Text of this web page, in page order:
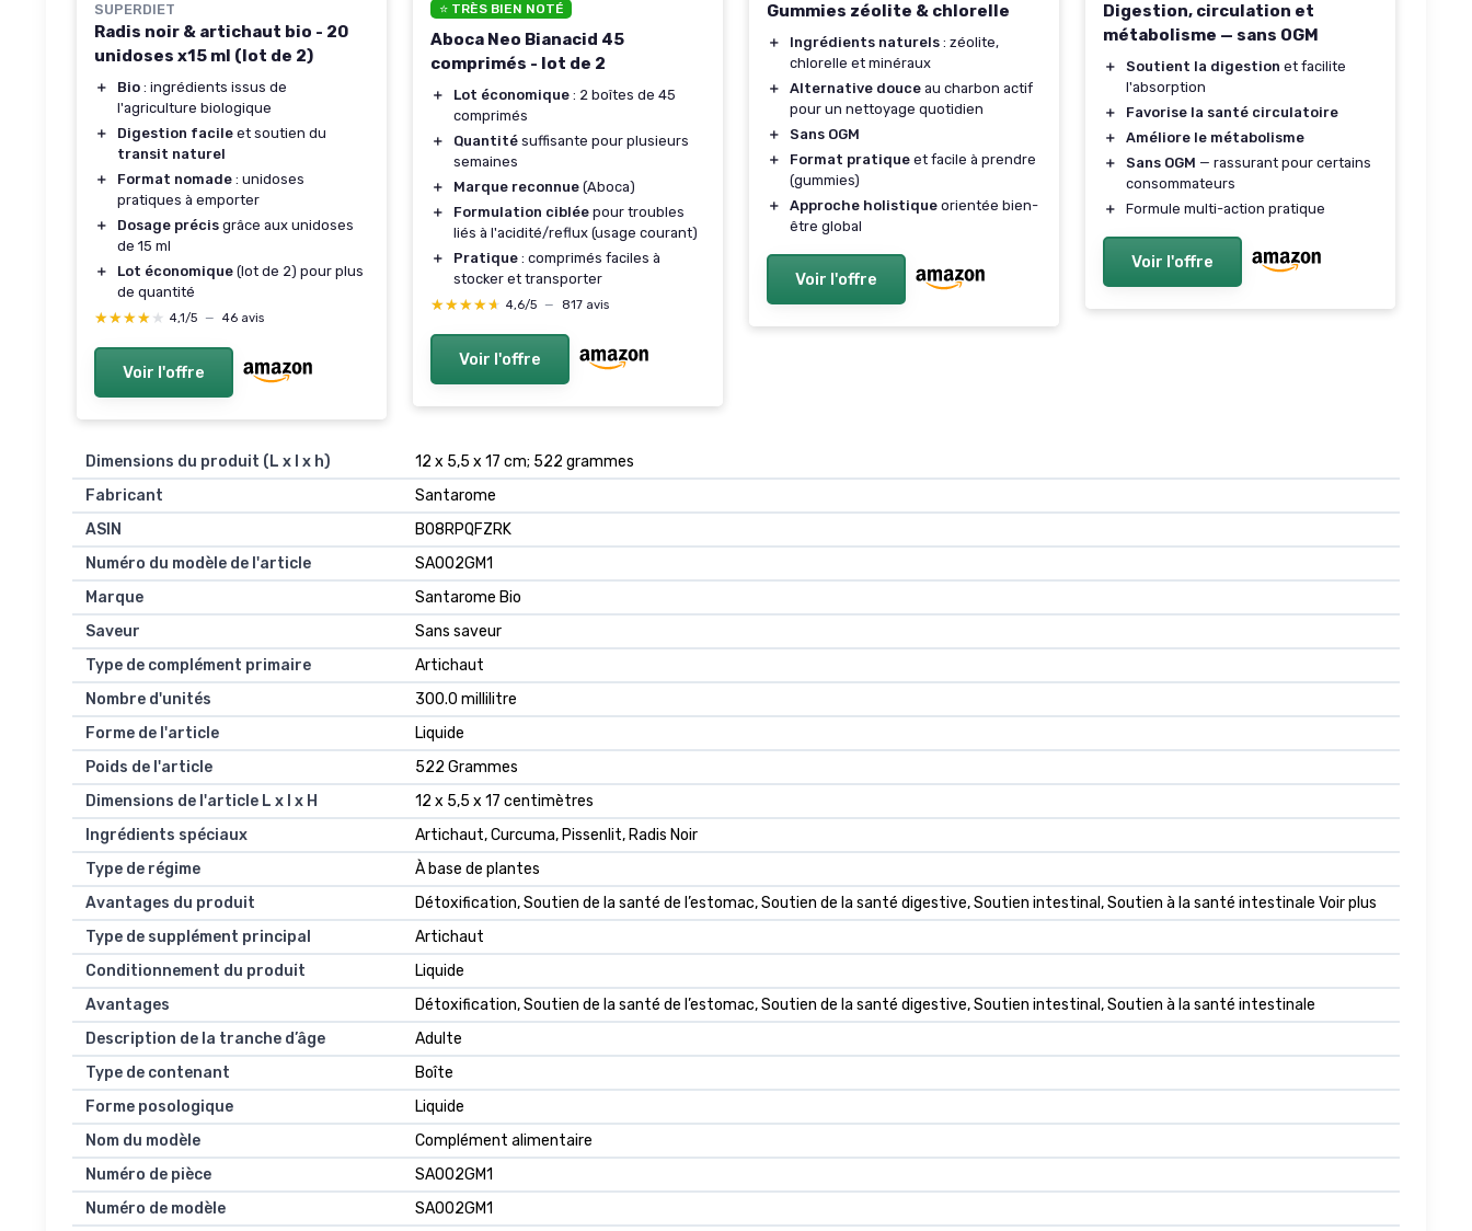
SUPERDIET
Radis noir & artichaut bio - 20
unidoses x15 ml (lot de 2)
＋ Bio : ingrédients issus de
l'agriculture biologique
＋
Digestion facile et soutien du
transit naturel
＋
Format nomade : unidoses
pratiques à emporter
＋
Dosage précis grâce aux unidoses
de 15 ml
＋
Lot économique (lot de 2) pour plus
de quantité
★★★★★
★★★★★ 4,1/5 — 46 avis
Voir l'offre
⭐ TRÈS BIEN NOTÉ
Aboca Neo Bianacid 45
comprimés - lot de 2
＋ Lot économique : 2 boîtes de 45
comprimés
＋
Quantité suffisante pour plusieurs
semaines
＋
Marque reconnue (Aboca)
＋
Formulation ciblée pour troubles
liés à l'acidité/reflux (usage courant)
＋
Pratique : comprimés faciles à
stocker et transporter
★★★★★
★★★★★ 4,6/5 — 817 avis
Voir l'offre
Gummies zéolite & chlorelle
＋ Ingrédients naturels : zéolite,
chlorelle et minéraux
＋
Alternative douce au charbon actif
pour un nettoyage quotidien
＋
Sans OGM
＋
Format pratique et facile à prendre
(gummies)
＋
Approche holistique orientée bien-
être global
Voir l'offre
Digestion, circulation et
métabolisme — sans OGM
＋ Soutient la digestion et facilite
l'absorption
＋
Favorise la santé circulatoire
＋
Améliore le métabolisme
＋
Sans OGM — rassurant pour certains
consommateurs
＋
Formule multi-action pratique
Voir l'offre
Dimensions du produit (L x l x h)
12 x 5,5 x 17 cm; 522 grammes
Fabricant
Santarome
ASIN
B08RPQFZRK
Numéro du modèle de l'article
SA002GM1
Marque
Santarome Bio
Saveur
Sans saveur
Type de complément primaire
Artichaut
Nombre d'unités
300.0 millilitre
Forme de l'article
Liquide
Poids de l'article
522 Grammes
Dimensions de l'article L x l x H
12 x 5,5 x 17 centimètres
Ingrédients spéciaux
Artichaut, Curcuma, Pissenlit, Radis Noir
Type de régime
À base de plantes
Avantages du produit
Détoxification, Soutien de la santé de l’estomac, Soutien de la santé digestive, Soutien intestinal, Soutien à la santé intestinale Voir plus
Type de supplément principal
Artichaut
Conditionnement du produit
Liquide
Avantages
Détoxification, Soutien de la santé de l’estomac, Soutien de la santé digestive, Soutien intestinal, Soutien à la santé intestinale
Description de la tranche d’âge
Adulte
Type de contenant
Boîte
Forme posologique
Liquide
Nom du modèle
Complément alimentaire
Numéro de pièce
SA002GM1
Numéro de modèle
SA002GM1